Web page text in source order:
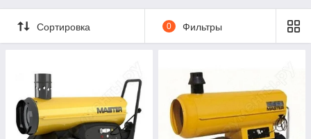
Сортировка 0 Фильтры